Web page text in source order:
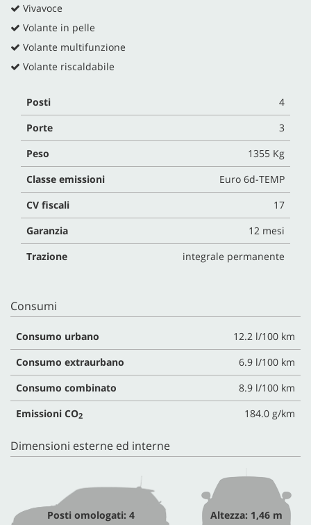
Vivavoce
Volante in pelle
Volante multifunzione
Volante riscaldabile
Posti
4
Porte
3
Peso
1355 Kg
Classe emissioni
Euro 6d-TEMP
CV fiscali
17
Garanzia
12 mesi
Trazione
integrale permanente
Consumi
Consumo urbano
12.2 l/100 km
Consumo extraurbano
6.9 l/100 km
Consumo combinato
8.9 l/100 km
Emissioni CO2 184.0 g/km
Dimensioni esterne ed interne
Posti omologati: 4 Altezza: 1,46 m